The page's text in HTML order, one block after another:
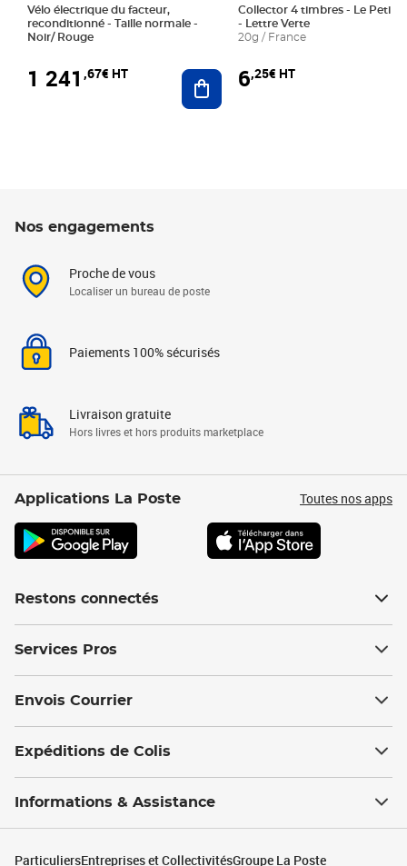
Vélo électrique du facteur,
reconditionné - Taille normale -
Noir/ Rouge
1 241 ,67€ HT Ajouter au panier
Collector 4 timbres - Le Petit
- Lettre Verte
20g / France
6,25€ HT
Nos engagements
Proche de vous
Localiser un bureau de poste
Paiements 100% sécurisés
Livraison gratuite
Hors livres et hors produits marketplace
Applications La Poste Toutes nos apps
Restons connectés
Services Pros
Envois Courrier
Expéditions de Colis
Informations & Assistance
ParticuliersEntreprises et CollectivitésGroupe La Poste